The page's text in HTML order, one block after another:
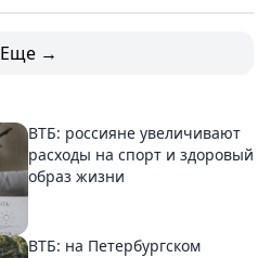
Еще →
ВТБ: россияне увеличивают
расходы на спорт и здоровый
образ жизни
ВТБ: на Петербургском